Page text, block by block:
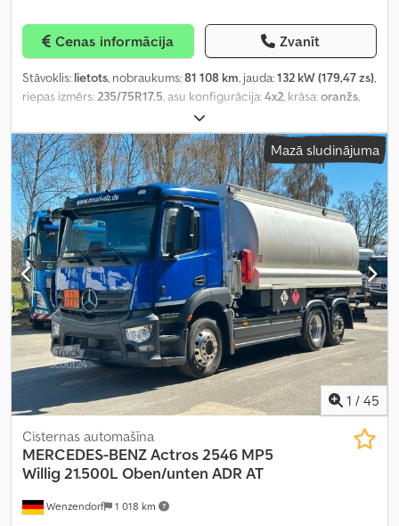
Cenas informācija Zvanīt
Stāvoklis: lietots, nobraukums:81 108 km, jauda:132 kW (179,47 zs),
riepas izmērs:235/75R17.5, asu konfigurācija:4x2, krāsa:oranžs,
, emisijas klase:
sistēma:tērauds, kopējais garums:6 950 mm, kopējais platums:
2 550 mm, kopējais augstums:2 400 mm, Ražošanas gads:2017,
Aprīkojums:ABS, centrālā atslēga, diferenciāļa bloķētājs,
elektriskais logu regulators, elektriski regulējams spogulis, gaisa
kondicionēšana,
Mazā sludinājuma
1 / 45
Wenzendorf 1 018 km
Cisternas automašīna
MERCEDES-BENZActros 2546 MP5
Willig 21.500L Oben/unten ADR AT